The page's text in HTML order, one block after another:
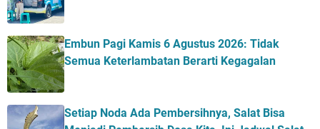
Embun Pagi Kamis 6 Agustus 2026: Tidak
Semua Keterlambatan Berarti Kegagalan
Setiap Noda Ada Pembersihnya, Salat Bisa